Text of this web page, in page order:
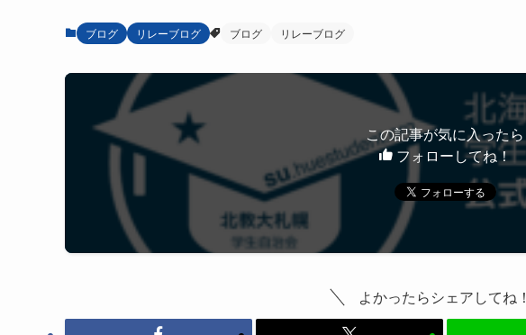
ブログ リレーブログ ブログ リレーブログ
この記事が気に入ったら
フォローしてね！
よかったらシェアしてね！